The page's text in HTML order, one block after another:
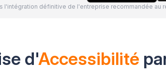
l'intégration définitive de l'entreprise recommandée au
d'Accessibilité